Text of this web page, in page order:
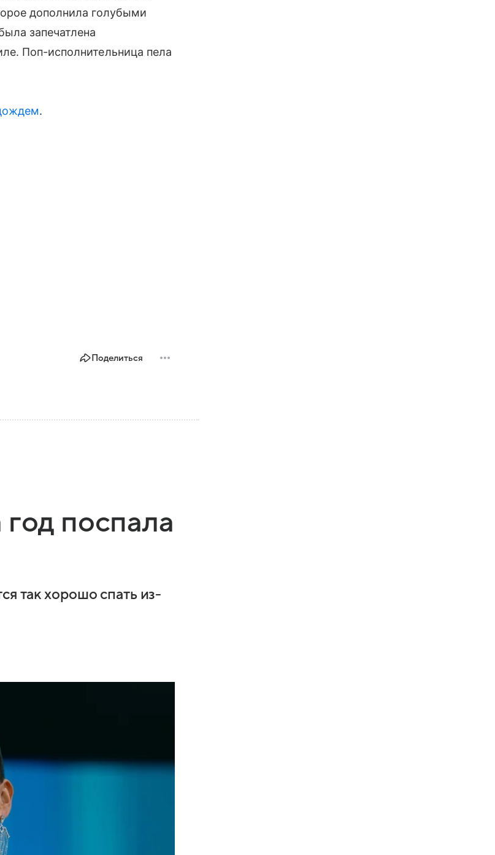
дополнила голубыми
запечатлена
Поп-исполнительница пела
.
Поделиться
поспала
так хорошо спать из-